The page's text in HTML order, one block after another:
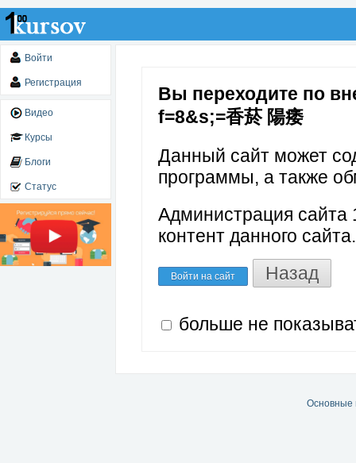
Войти
Регистрация
Видео
Курсы
Блоги
Статус
Вы переходите по
f=8&s;=香菸 陽痿
Данный сайт может
программы, а также
Администрация сайта
контент данного сайта.
Войти на сайт Назад
больше не
Основные